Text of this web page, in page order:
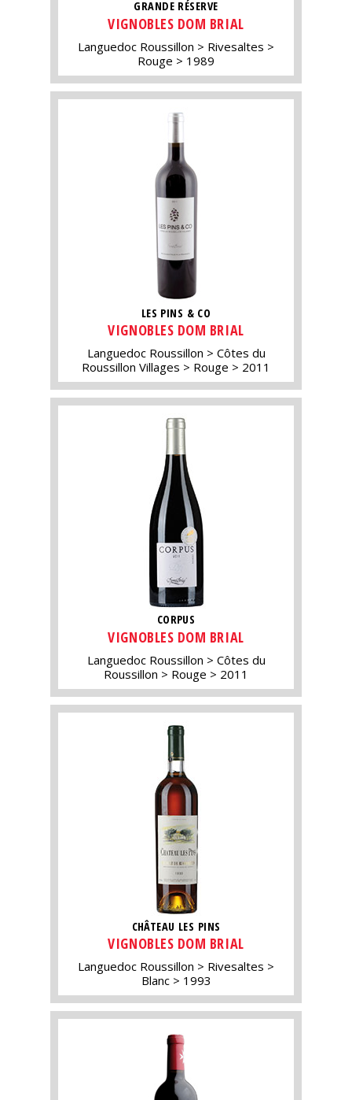
GRANDE RÉSERVE
VIGNOBLES DOM BRIAL
Languedoc Roussillon
Rivesaltes
Rouge
1989
LES PINS & CO
VIGNOBLES DOM BRIAL
Languedoc Roussillon
Côtes du
Roussillon Villages
Rouge 2011
CORPUS
VIGNOBLES DOM BRIAL
Languedoc Roussillon
Côtes du
Roussillon
Rouge 2011
CHÂTEAU LES PINS
VIGNOBLES DOM BRIAL
Languedoc Roussillon
Rivesaltes
Blanc
1993